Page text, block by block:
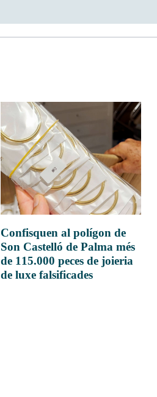
Confisquen al polígon de
Son Castelló de Palma més
de 115.000 peces de joieria
de luxe falsificades